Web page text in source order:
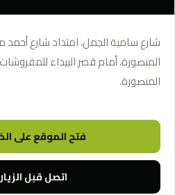
شارع سامية الجمل، امتداد شارع
المنصورة، أمام قصر البيداء
المنصورة.
فتح الموقع على
اتصل قبل